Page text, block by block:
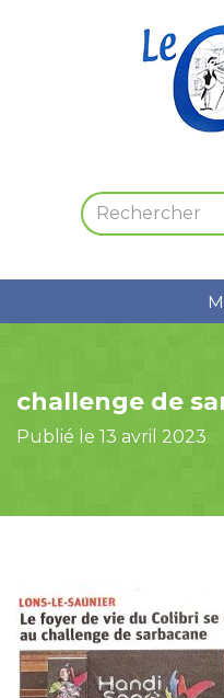
challenge de
Publié le 13 avril 2023